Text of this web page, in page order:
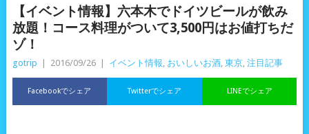
【イベント情報】六本木でドイツビールが飲み
放題！コース料理がついて3,500円はお値打ちだ
ゾ！
gotrip 2016/09/26 イベント情報, おいしいお酒, 東京, 注目記事
Facebookでシェア LINEでシェア
Twitterでシェア